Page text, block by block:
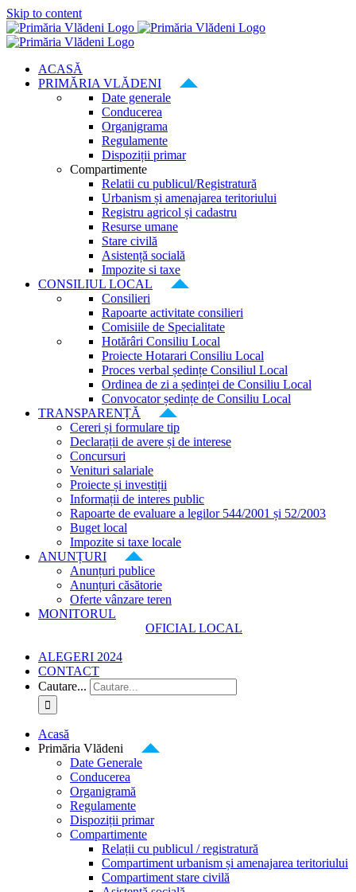
Skip to content
ACASĂ
PRIMĂRIA VLĂDENI
Date generale
Conducerea
Organigrama
Regulamente
Dispoziții primar
Compartimente
Relatii cu publicul/Registratură
Urbanism și amenajarea teritoriului
Registru agricol și cadastru
Resurse umane
Stare civilă
Asistență socială
Impozite si taxe
CONSILIUL LOCAL
Consilieri
Rapoarte activitate consilieri
Comisiile de Specialitate
Hotărâri Consiliu Local
Proiecte Hotarari Consiliu Local
Proces verbal ședințe Consiliul Local
Ordinea de zi a ședinței de Consiliu Local
Convocator ședințe de Consiliu Local
TRANSPARENȚĂ
Cereri și formulare tip
Declarații de avere și de interese
Concursuri
Venituri salariale
Proiecte și investiții
Informații de interes public
Rapoarte de evaluare a legilor 544/2001 și 52/2003
Buget local
Impozite si taxe locale
ANUNȚURI
Anunțuri publice
Anunțuri căsătorie
Oferte vânzare teren
MONITORUL
OFICIAL LOCAL
ALEGERI 2024
CONTACT
Cautare...
Acasă
Primăria Vlădeni
Date Generale
Conducerea
Organigramă
Regulamente
Dispoziții primar
Compartimente
Relații cu publicul / registratură
Compartiment urbanism și amenajarea teritoriului
Compartiment stare civilă